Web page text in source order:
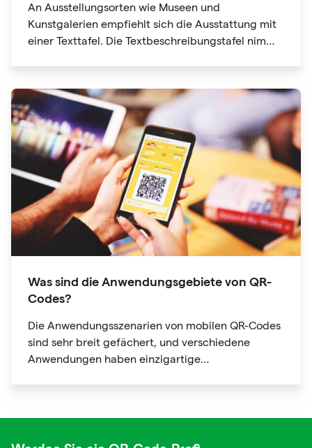
An Ausstellungsorten wie Museen und
Kunstgalerien empfiehlt sich die Ausstattung mit
einer Texttafel. Die Textbeschreibungstafel nimmt
Code-Informationen können auch Website-Links
enthalten. Mit nur einem Klick erhalten Sie
weitere Informationen und "Lesbarkeit erweitern".
Was sind die Anwendungsgebiete von QR-
Codes?
Die Anwendungsszenarien von mobilen QR-Codes
sind sehr breit gefächert, und verschiedene
Anwendungen haben einzigartige